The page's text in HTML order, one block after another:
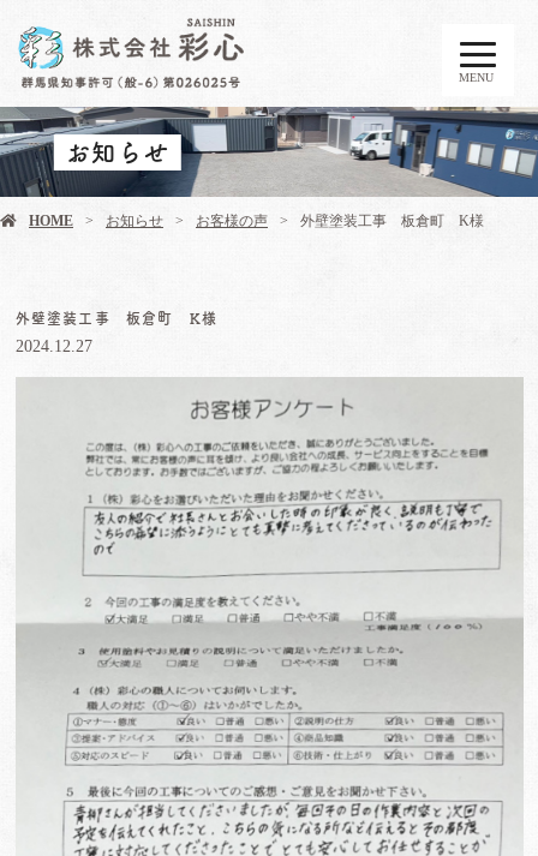
MENU
お知らせ
HOME お知らせ お客様の声 外壁塗装工事 板倉町 K様
外壁塗装工事 板倉町 K様
2024.12.27